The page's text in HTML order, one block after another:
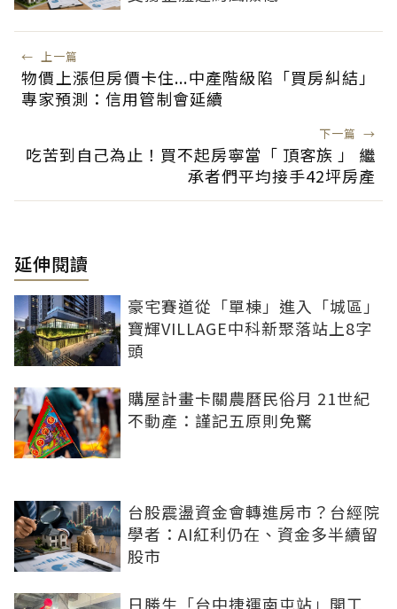
← 上一篇
物價上漲但房價卡住...中產階級陷「買房糾結」
專家預測：信用管制會延續
下一篇 →
吃苦到自己為止！買不起房寧當「 頂客族 」 繼
承者們平均接手42坪房產
延伸閱讀
豪宅賽道從「單棟」進入「城區」
寶輝VILLAGE中科新聚落站上8字
頭
購屋計畫卡關農曆民俗月 21世紀
不動產：謹記五原則免驚
台股震盪資金會轉進房市？台經院
學者：AI紅利仍在、資金多半續留
股市
日勝生「台中捷運南屯站」開工